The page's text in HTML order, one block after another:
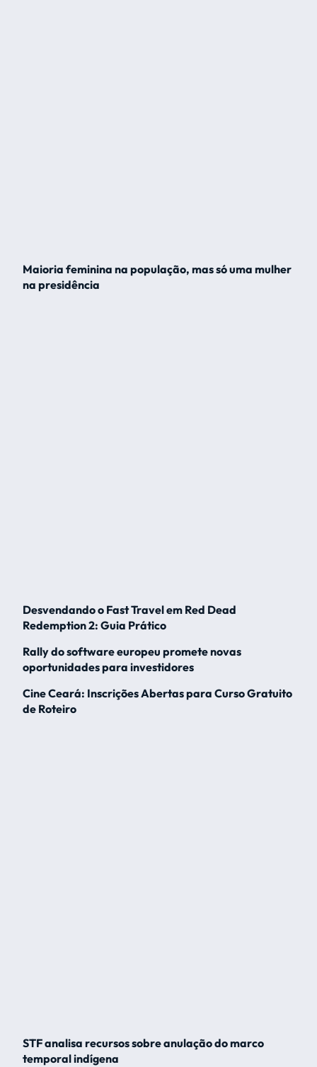
Maioria feminina na população, mas só uma mulher
na presidência
Desvendando o Fast Travel em Red Dead
Redemption 2: Guia Prático
Rally do software europeu promete novas
oportunidades para investidores
Cine Ceará: Inscrições Abertas para Curso Gratuito
de Roteiro
STF analisa recursos sobre anulação do marco
temporal indígena